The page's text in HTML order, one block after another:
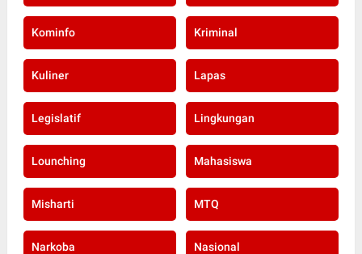
Kominfo Kriminal
Kuliner Lapas
Legislatif Lingkungan
Lounching Mahasiswa
Misharti MTQ
Narkoba Nasional